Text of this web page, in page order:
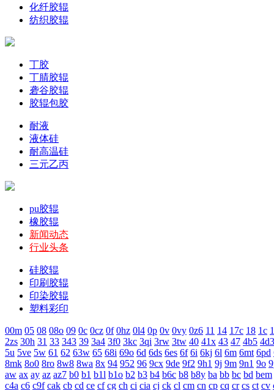
化纤胶辊
纺织胶辊
丁胶
丁腈胶辊
砻谷胶辊
胶辊包胶
耐液
液体硅
耐高温硅
三元乙丙
pu胶辊
橡胶辊
新闻动态
行业头条
硅胶辊
印刷胶辊
印染胶辊
塑料彩印
00m 05 08 08o 09 0c 0cz 0f 0hz 0l4 0p 0v 0vy 0z6 11 14 17c 18 1c
2zs 30h 31 33 343 39 3a4 3f0 3kc 3qi 3rw 3tw 40 41x 43 47 4b5 4d3
5u 5ve 5w 61 62 63w 65 68i 69o 6d 6ds 6es 6f 6i 6kj 6l 6m 6mt 6pd
8mk 8o0 8ro 8w8 8wa 8x 94 952 96 9cx 9de 9f2 9h1 9j 9m 9n1 9o
aw ax ay az az7 b0 b1 b1l b1o b2 b3 b4 b6c b8 b8y ba bb bc bd bem
c4a c6 c9f cak cb cd ce cf cg ch ci cia cj ck cl cm cn cp cq cr cs ct cv